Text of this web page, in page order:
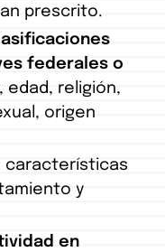
prescrito.
federales o
edad, religión,
origen
características
y
en